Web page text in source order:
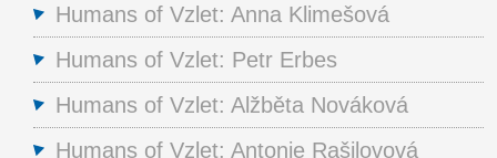
Humans of Vzlet: Anna Klimešová
Humans of Vzlet: Petr Erbes
Humans of Vzlet: Alžběta Nováková
Humans of Vzlet: Antonie Rašilovová